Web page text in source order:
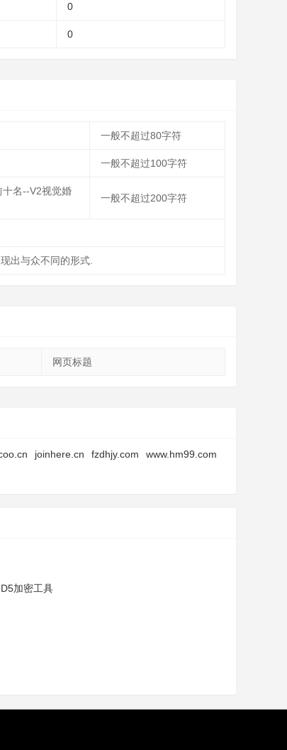
0
0
一般不超过80字符
一般不超过100字符
名--V2视觉婚
一般不超过200字符
出与众不同的形式.
网页标题
joinhere.cn fzdhjy.com
www.hm99.com
加密工具